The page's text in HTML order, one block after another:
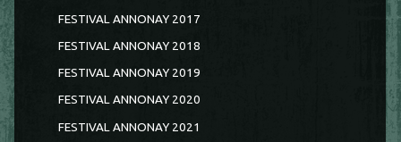
FESTIVAL ANNONAY 2017
FESTIVAL ANNONAY 2018
FESTIVAL ANNONAY 2019
FESTIVAL ANNONAY 2020
FESTIVAL ANNONAY 2021